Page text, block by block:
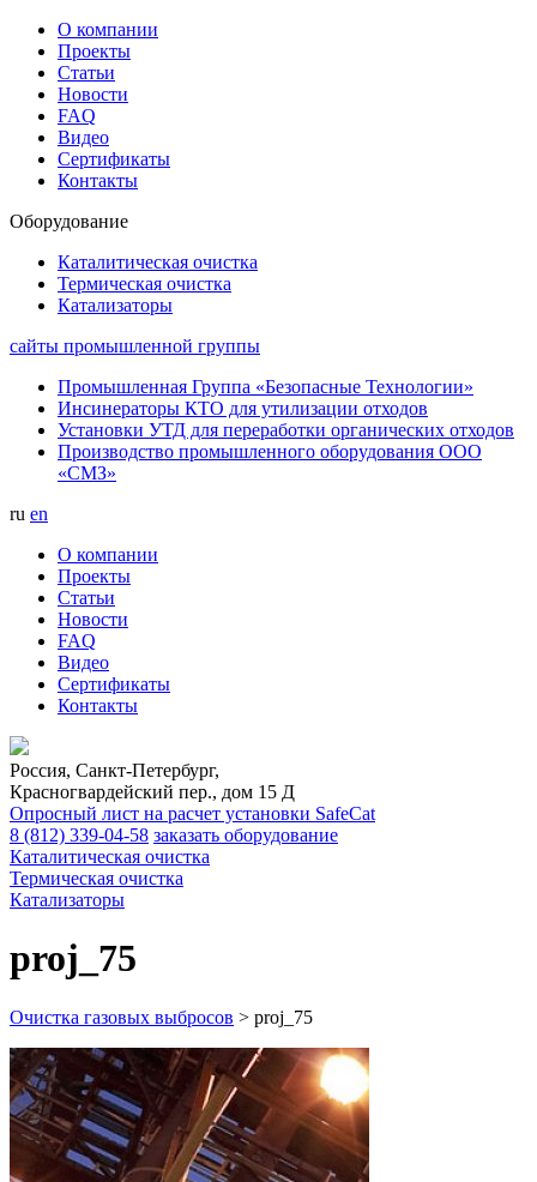
О компании
Проекты
Статьи
Новости
FAQ
Видео
Сертификаты
Контакты
Оборудование
Каталитическая очистка
Термическая очистка
Катализаторы
сайты промышленной группы
Промышленная Группа «Безопасные Технологии»
Инсинераторы КТО для утилизации отходов
Установки УТД для переработки органических отходов
Производство промышленного оборудования ООО
«СМЗ»
ru en
О компании
Проекты
Статьи
Новости
FAQ
Видео
Сертификаты
Контакты
Россия, Санкт-Петербург,
Красногвардейский пер., дом 15 Д
Опросный лист на расчет установки SafeCat
8 (812) 339-04-58 заказать оборудование
Каталитическая очистка
Термическая очистка
Катализаторы
proj_75
Очистка газовых выбросов > proj_75